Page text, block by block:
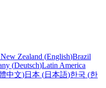
Zealand (English)Brazil
(Deutsch)Latin America
中文)日本 (日本語)한국 (한